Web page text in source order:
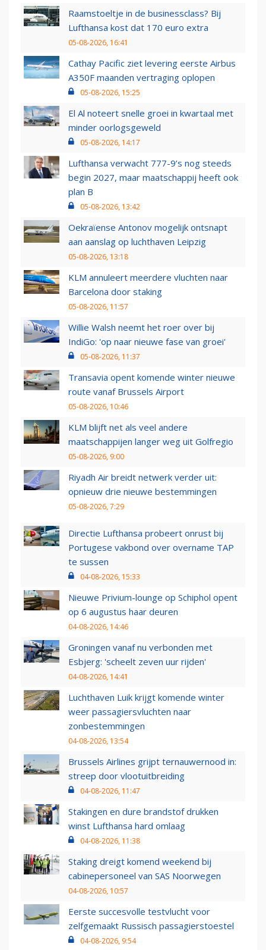
Raamstoeltje in de businessclass? Bij
Lufthansa kost dat 170 euro extra
05-08-2026, 16:41
Cathay Pacific ziet levering eerste Airbus
A350F maanden vertraging oplopen
05-08-2026, 15:25
El Al noteert snelle groei in kwartaal met
minder oorlogsgeweld
05-08-2026, 14:17
Lufthansa verwacht 777-9’s nog steeds
begin 2027, maar maatschappij heeft ook
plan B
05-08-2026, 13:42
Oekraïense Antonov mogelijk ontsnapt
aan aanslag op luchthaven Leipzig
05-08-2026, 13:18
KLM annuleert meerdere vluchten naar
Barcelona door staking
05-08-2026, 11:57
Willie Walsh neemt het roer over bij
IndiGo: 'op naar nieuwe fase van groei'
05-08-2026, 11:37
Transavia opent komende winter nieuwe
route vanaf Brussels Airport
05-08-2026, 10:46
KLM blijft net als veel andere
maatschappijen langer weg uit Golfregio
05-08-2026, 9:00
Riyadh Air breidt netwerk verder uit:
opnieuw drie nieuwe bestemmingen
05-08-2026, 7:29
Directie Lufthansa probeert onrust bij
Portugese vakbond over overname TAP
te sussen
04-08-2026, 15:33
Nieuwe Privium-lounge op Schiphol opent
op 6 augustus haar deuren
04-08-2026, 14:46
Groningen vanaf nu verbonden met
Esbjerg: 'scheelt zeven uur rijden'
04-08-2026, 14:41
Luchthaven Luik krijgt komende winter
weer passagiersvluchten naar
zonbestemmingen
04-08-2026, 13:54
Brussels Airlines grijpt ternauwernood in:
streep door vlootuitbreiding
04-08-2026, 11:47
Stakingen en dure brandstof drukken
winst Lufthansa hard omlaag
04-08-2026, 11:38
Staking dreigt komend weekend bij
cabinepersoneel van SAS Noorwegen
04-08-2026, 10:57
Eerste succesvolle testvlucht voor
zelfgemaakt Russisch passagierstoestel
04-08-2026, 9:54